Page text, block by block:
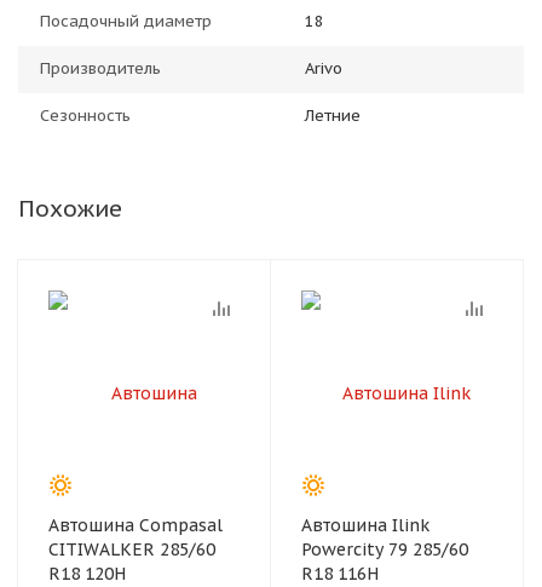
Посадочный диаметр 18
Производитель Arivo
Сезонность Летние
Похожие
Автошина Compasal
CITIWALKER 285/60
R18 120H
Автошина Ilink
Powercity 79 285/60
R18 116H